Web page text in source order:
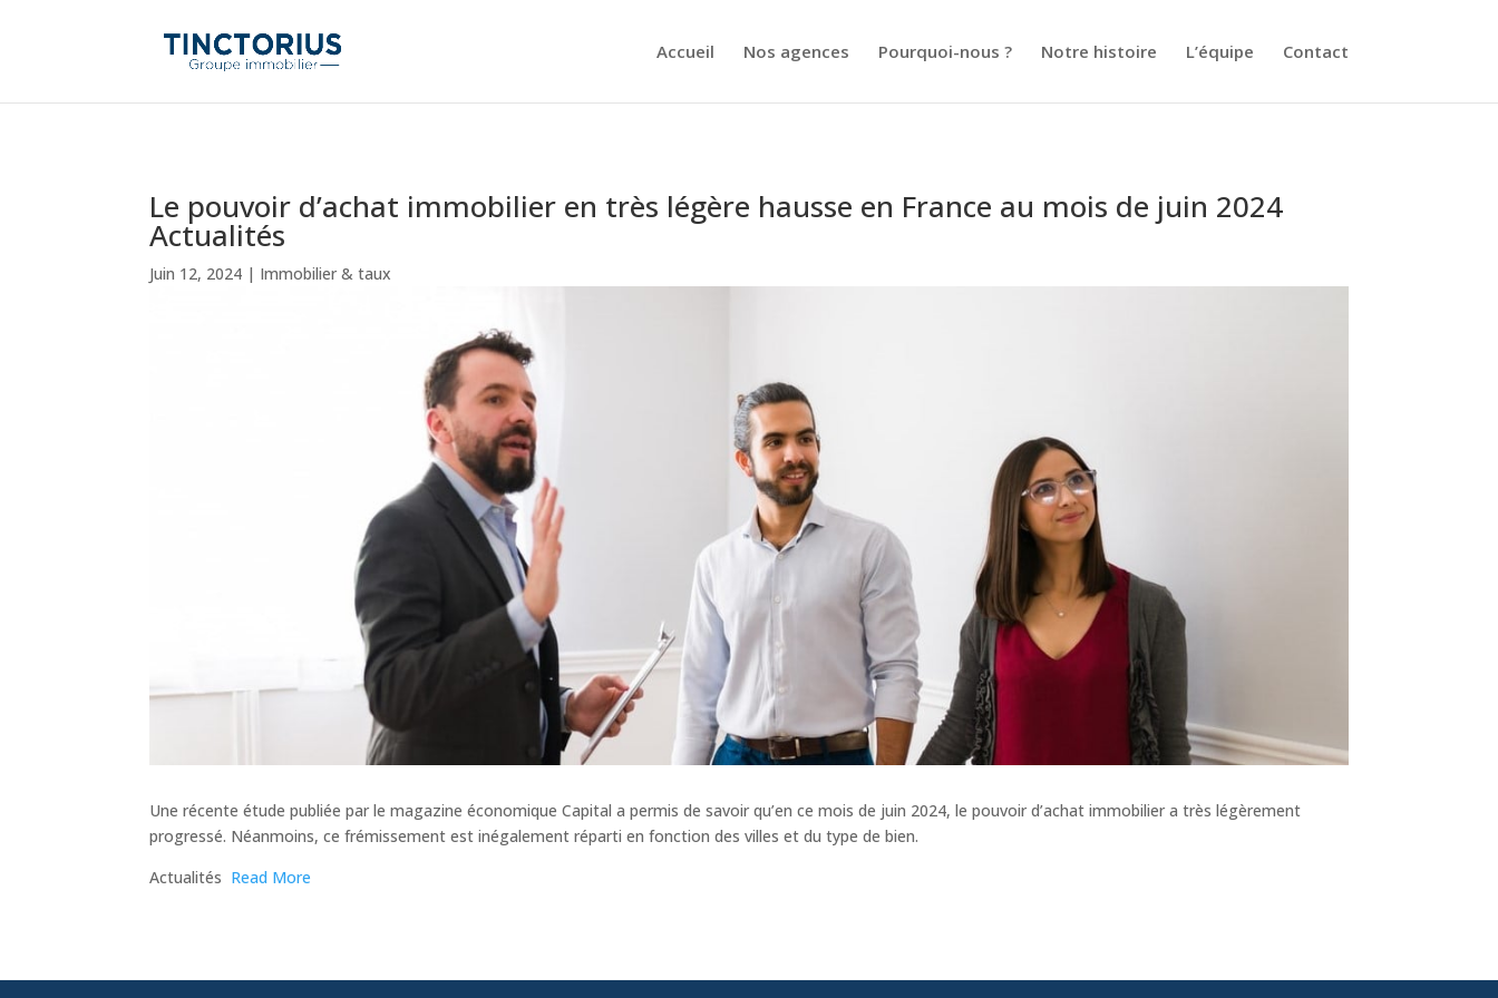
Accueil Nos agences Pourquoi-nous ? Notre histoire L’équipe Contact
Le pouvoir d’achat immobilier en très légère hausse en France au mois de juin 2024
Actualités
Juin 12, 2024 | Immobilier & taux
Une récente étude publiée par le magazine économique Capital a permis de savoir qu’en ce mois de juin 2024, le pouvoir d’achat immobilier a très légèrement
progressé. Néanmoins, ce frémissement est inégalement réparti en fonction des villes et du type de bien.
​Actualités Read More